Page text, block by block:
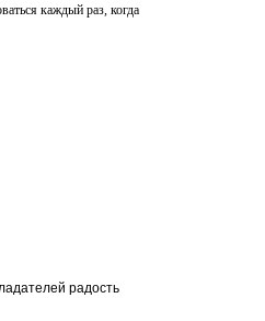
каждый раз, когда
радость